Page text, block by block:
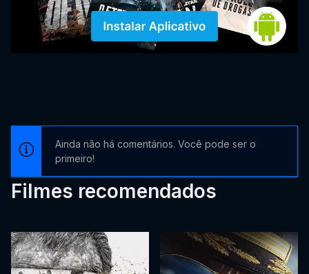
Ainda não há comentários. Você pode ser o
primeiro!
Filmes recomendados